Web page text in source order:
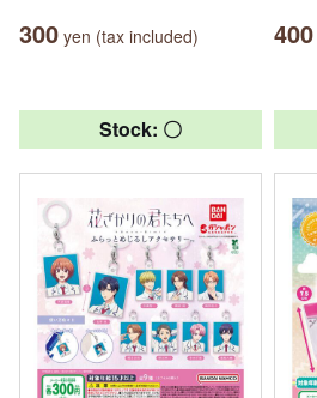
300 yen (tax included) 400
Stock: 〇